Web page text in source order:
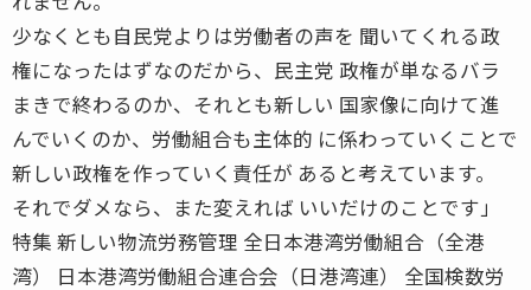
少なくとも自民党よりは労働者の声を 聞いてくれる政
権になったはずなのだから、民主党 政権が単なるバラ
まきで終わるのか、それとも新しい 国家像に向けて進
んでいくのか、労働組合も主体的 に係わっていくことで
新しい政権を作っていく責任が あると考えています。
それでダメなら、また変えれば いいだけのことです」
特集 新しい物流労務管理 全日本港湾労働組合（全港
湾） 日本港湾労働組合連合会（日港湾連） 全国検数労